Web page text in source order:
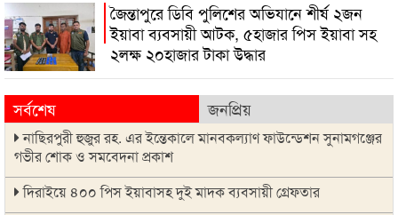
জৈন্তাপুরে ডিবি পুলিশের অভিযানে শীর্ষ ২জন
ইয়াবা ব্যবসায়ী আটক, ৫হাজার পিস ইয়াবা সহ
২লক্ষ ২০হাজার টাকা উদ্ধার
সর্বশেষ জনপ্রিয়
নাছিরপুরী হুজুর রহ. এর ইন্তেকালে মানবকল্যাণ ফাউন্ডেশন সুনামগঞ্জের
গভীর শোক ও সমবেদনা প্রকাশ
দিরাইয়ে ৪০০ পিস ইয়াবাসহ দুই মাদক ব্যবসায়ী গ্রেফতার